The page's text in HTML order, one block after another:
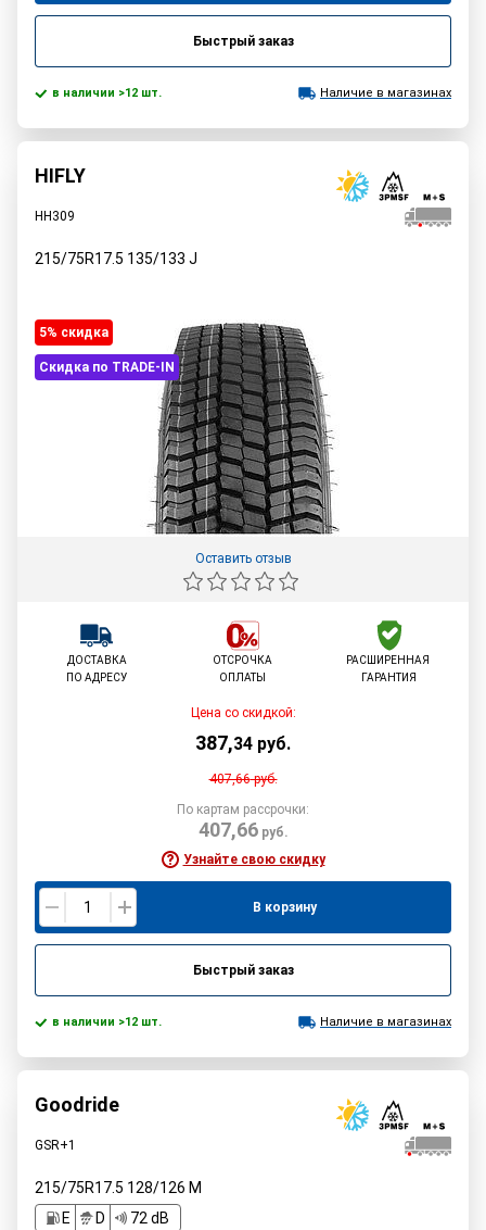
Быстрый заказ
в наличии >12 шт. Наличие в магазинах
HIFLY
HH309
215/75R17.5 135/133 J
5% cкидка
Скидка по TRADE-IN
Оставить отзыв
ДОСТАВКА
ПО АДРЕСУ
ОТСРОЧКА
ОПЛАТЫ
РАСШИРЕННАЯ
ГАРАНТИЯ
Цена со скидкой:
387,34 руб.
407,66руб.
По картам рассрочки:
407,66руб.
Узнайте свою скидку
В корзину
Быстрый заказ
в наличии >12 шт. Наличие в магазинах
Goodride
GSR+1
215/75R17.5 128/126 M
E
D 72 dB